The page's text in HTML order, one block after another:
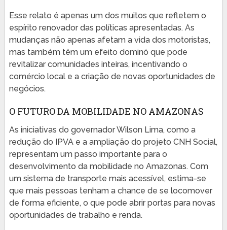
Esse relato é apenas um dos muitos que refletem o
espírito renovador das políticas apresentadas. As
mudanças não apenas afetam a vida dos motoristas,
mas também têm um efeito dominó que pode
revitalizar comunidades inteiras, incentivando o
comércio local e a criação de novas oportunidades de
negócios.
O FUTURO DA MOBILIDADE NO AMAZONAS
As iniciativas do governador Wilson Lima, como a
redução do IPVA e a ampliação do projeto CNH Social,
representam um passo importante para o
desenvolvimento da mobilidade no Amazonas. Com
um sistema de transporte mais acessível, estima-se
que mais pessoas tenham a chance de se locomover
de forma eficiente, o que pode abrir portas para novas
oportunidades de trabalho e renda.